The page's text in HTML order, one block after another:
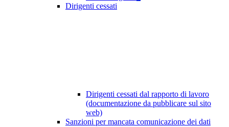
Dirigenti cessati
Dirigenti cessati dal rapporto di lavoro
(documentazione da pubblicare sul sito
web)
Sanzioni per mancata comunicazione dei dati